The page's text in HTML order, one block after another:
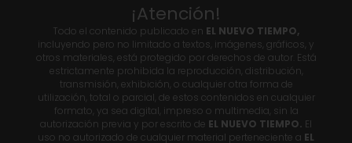
¡Atención!
Todo el contenido publicado en EL NUEVO TIEMPO,
incluyendo pero no limitado a textos, imágenes, gráficos, y
otros materiales, está protegido por derechos de autor. Está
estrictamente prohibida la reproducción, distribución,
transmisión, exhibición, o cualquier otra forma de
utilización, total o parcial, de estos contenidos en cualquier
formato, ya sea digital, impreso o multimedia, sin la
autorización previa y por escrito de EL NUEVO TIEMPO. El
uso no autorizado de cualquier material perteneciente a EL